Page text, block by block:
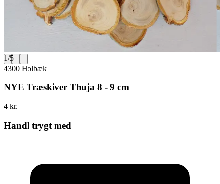
1/5
4300 Holbæk
NYE Træskiver Thuja 8 - 9 cm
4 kr.
Handl trygt med